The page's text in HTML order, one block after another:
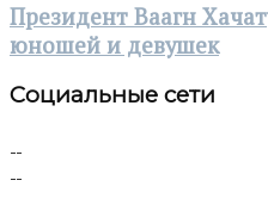
Президент Ваагн
юношей и девушек
Социальные сети